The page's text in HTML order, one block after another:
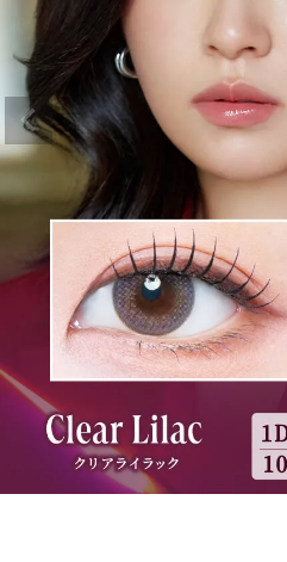
ガールクラッシュ クリア
ライラック 14.0mm
(税込)
配送方法について
発送について
お支払い方法について
お買い物ガイド
お問い合わせ
よくあるご質問